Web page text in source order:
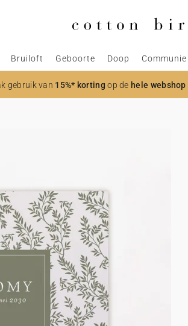
Bruiloft Geboorte Doop Communie
gebruik van 15%* kortingop dehele webshop